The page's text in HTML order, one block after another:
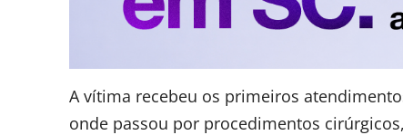
A vítima recebeu os primeiros
onde passou por procedimentos